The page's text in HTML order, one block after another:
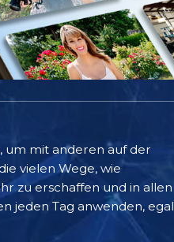
um mit anderen auf der
vielen Wege, wie
zu erschaffen und in allen
jeden Tag anwenden, egal